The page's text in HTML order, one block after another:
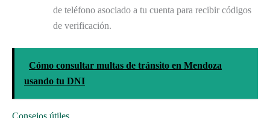
de teléfono asociado a tu cuenta para recibir códigos
de verificación.
Cómo consultar multas de tránsito en Mendoza
usando tu DNI
Consejos útiles